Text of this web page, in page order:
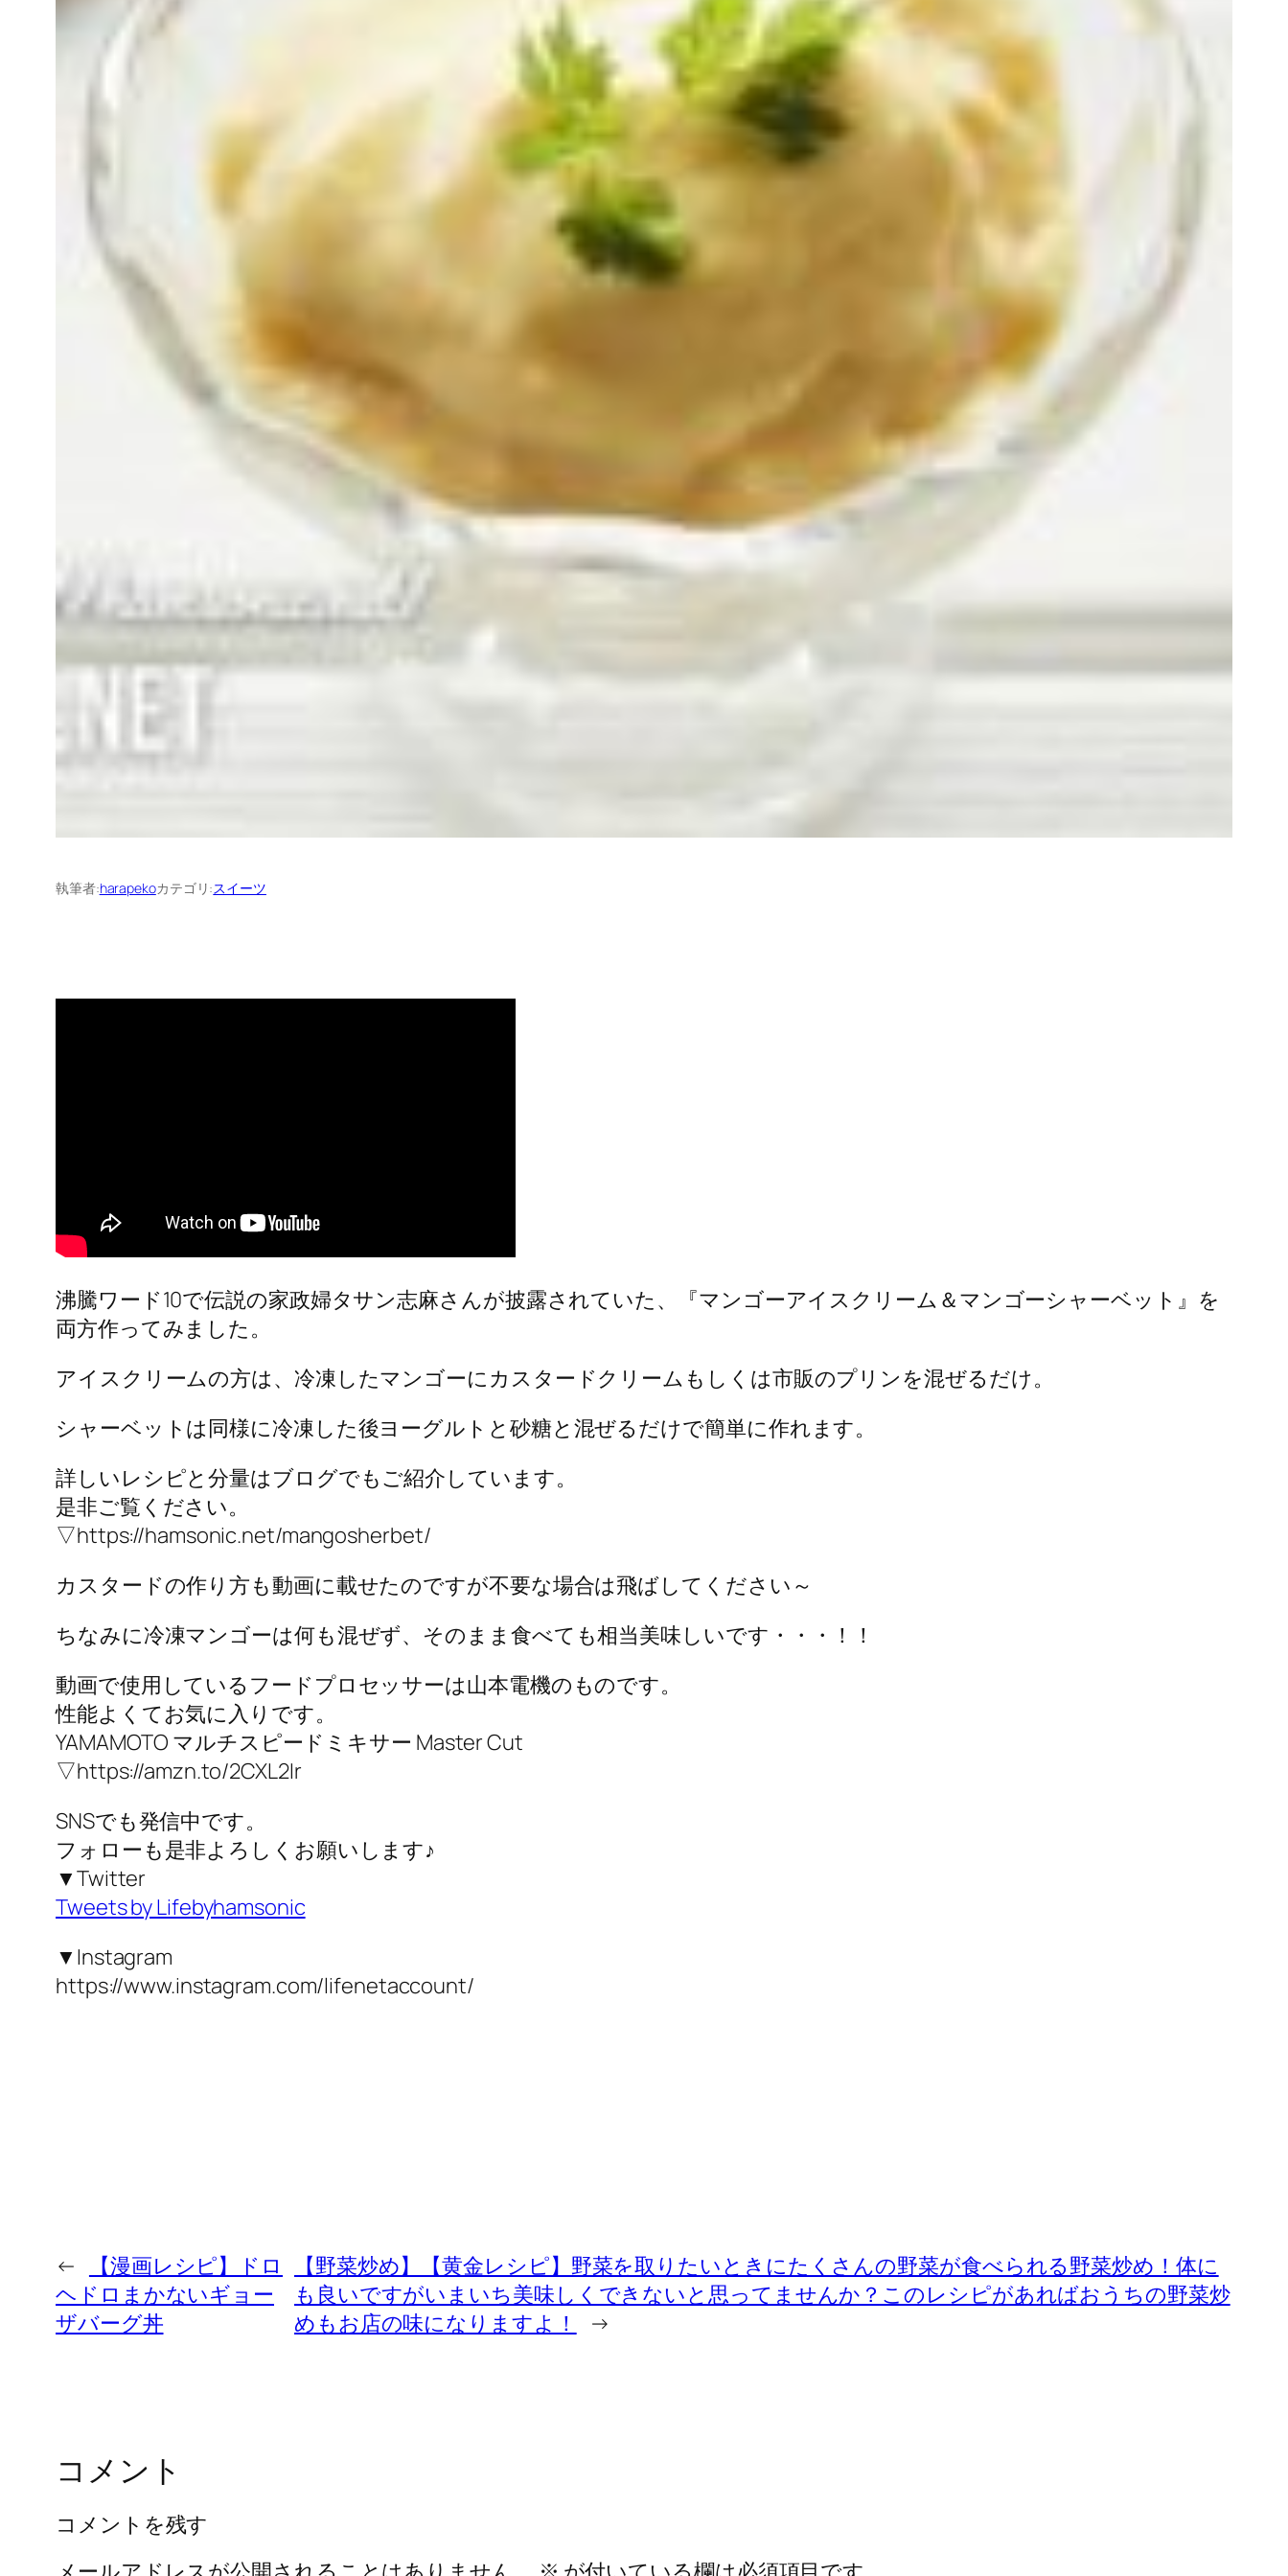
執筆者:harapekoカテゴリ:スイーツ
沸騰ワード10で伝説の家政婦タサン志麻さんが披露されていた、『マンゴーアイスクリーム＆マンゴーシャーベット』を
両方作ってみました。
アイスクリームの方は、冷凍したマンゴーにカスタードクリームもしくは市販のプリンを混ぜるだけ。
シャーベットは同様に冷凍した後ヨーグルトと砂糖と混ぜるだけで簡単に作れます。
詳しいレシピと分量はブログでもご紹介しています。
是非ご覧ください。
▽https://hamsonic.net/mangosherbet/
カスタードの作り方も動画に載せたのですが不要な場合は飛ばしてください～
ちなみに冷凍マンゴーは何も混ぜず、そのまま食べても相当美味しいです・・・！！
動画で使用しているフードプロセッサーは山本電機のものです。
性能よくてお気に入りです。
YAMAMOTO マルチスピードミキサー Master Cut
▽https://amzn.to/2CXL2Ir
SNSでも発信中です。
フォローも是非よろしくお願いします♪
▼Twitter
Tweets by Lifebyhamsonic
▼Instagram
https://www.instagram.com/lifenetaccount/
←
【漫画レシピ】ドロ
ヘドロまかないギョー
ザバーグ丼
【野菜炒め】【黄金レシピ】野菜を取りたいときにたくさんの野菜が食べられる野菜炒め！体に
も良いですがいまいち美味しくできないと思ってませんか？このレシピがあればおうちの野菜炒
めもお店の味になりますよ！
→
コメント
コメントを残す